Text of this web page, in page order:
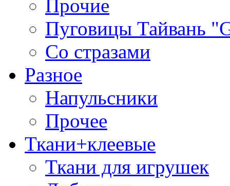
Прочие
Пуговицы Тайвань
Со стразами
Разное
Напульсники
Прочее
Ткани+клеевые
Ткани для игрушек